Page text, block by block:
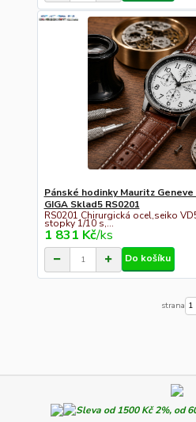
Pánské hodinky Mauritz Geneve
GIGA Sklad5 RS0201
RS0201 Chirurgická ocel,seiko
stopky 1/10 s,...
1 831 Kč/ks
Do košíku
strana